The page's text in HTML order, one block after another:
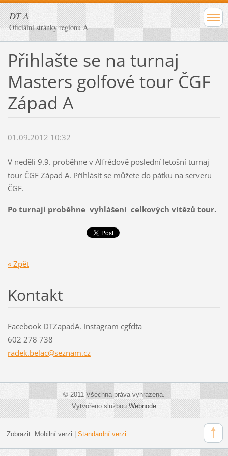
DT A
Oficiální stránky regionu A
Přihlašte se na turnaj
Masters golfové tour ČGF
Západ A
01.09.2012 10:32
V neděli 9.9. proběhne v Alfrédově poslední letošní turnaj
tour ČGF Západ A. Přihlásit se můžete do pátku na serveru
ČGF.
Po turnaji proběhne vyhlášení celkových vítězů tour.
« Zpět
Kontakt
Facebook DTZapadA. Instagram cgfdta
602 278 738
radek.belac@seznam.cz
© 2011 Všechna práva vyhrazena.
Vytvořeno službouWebnode
Zobrazit: Mobilní verzi Standardní verzi